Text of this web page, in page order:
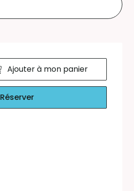
Ajouter à mon panier
Réserver